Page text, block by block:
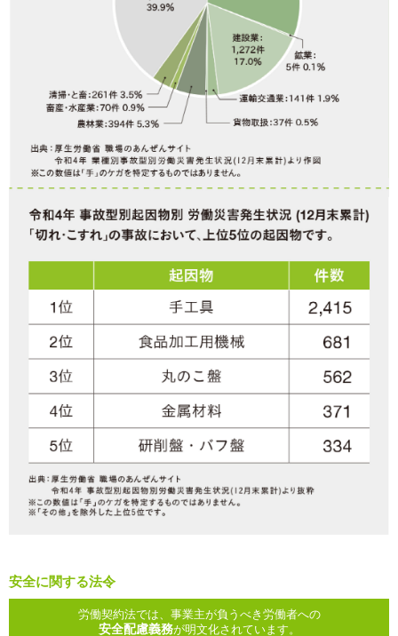
安全に関する法令
労働契約法では、事業主が負うべき労働者への
安全配慮義務が明文化されています。